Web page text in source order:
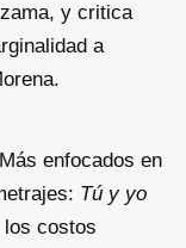
y critica
a
Más enfocados en
Tú y yo
los costos